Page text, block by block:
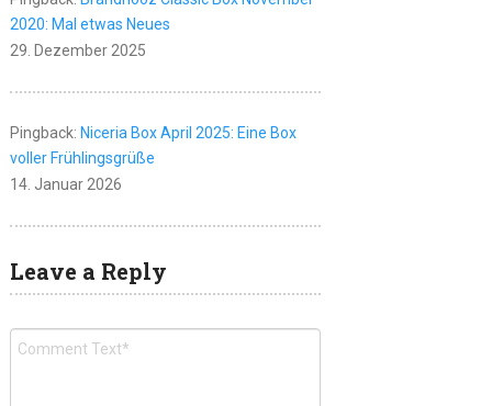
2020: Mal etwas Neues
29. Dezember 2025
Pingback: Niceria Box April 2025: Eine Box
voller Frühlingsgrüße
14. Januar 2026
Leave a Reply